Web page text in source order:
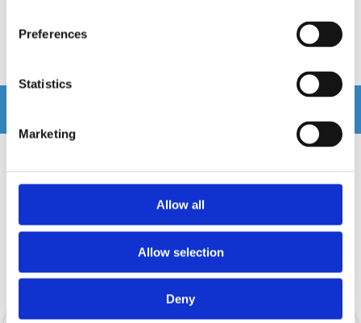
Preferences
Statistics
Marketing
Allow all
Allow selection
Deny
Köp
2195 kr